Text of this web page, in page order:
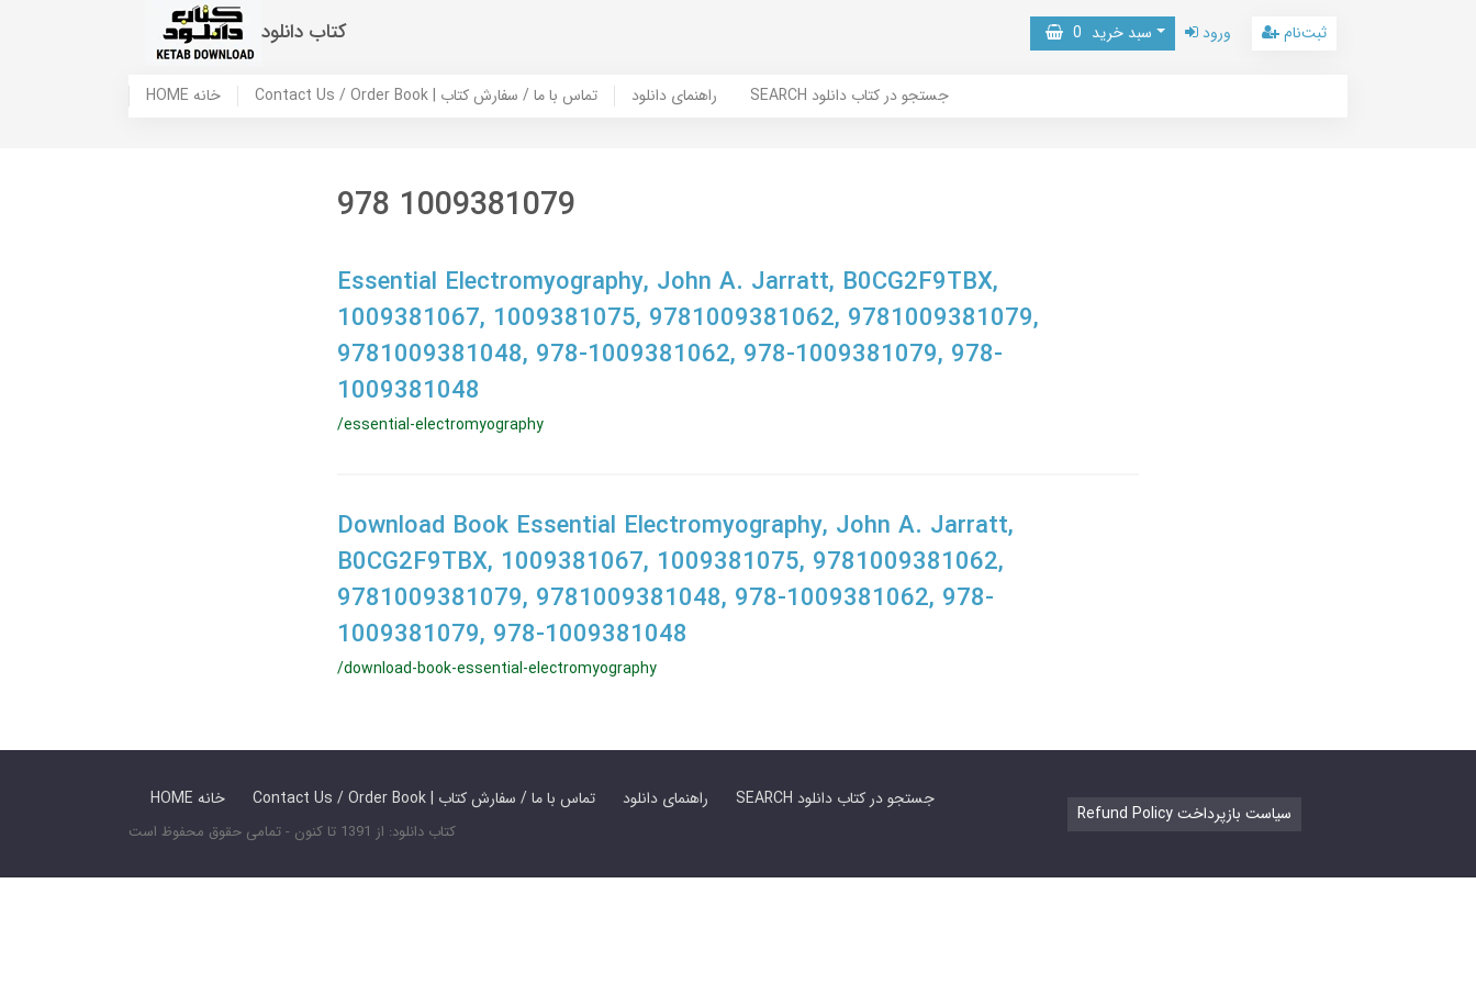
کتاب دانلود سبد خرید 0 ورود ثبت‌نام
HOME خانه Contact Us / Order Book | تماس با ما / سفارش کتاب راهنمای دانلود SEARCH جستجو در کتاب دانلود
978 1009381079
Essential Electromyography, John A. Jarratt, B0CG2F9TBX,
1009381067, 1009381075, 9781009381062, 9781009381079,
9781009381048, 978-1009381062, 978-1009381079, 978-
1009381048
/essential-electromyography
Download Book Essential Electromyography, John A. Jarratt,
B0CG2F9TBX, 1009381067, 1009381075, 9781009381062,
9781009381079, 9781009381048, 978-1009381062, 978-
1009381079, 978-1009381048
/download-book-essential-electromyography
HOME خانه Contact Us / Order Book | تماس با ما / سفارش کتاب راهنمای دانلود SEARCH جستجو در کتاب دانلود
کتاب دانلود: از 1391 تا کنون - تمامی حقوق محفوظ است
Refund Policy سیاست بازپرداخت